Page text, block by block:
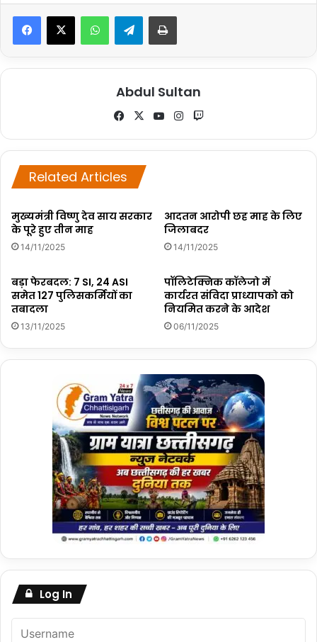
Telegram
Abdul Sultan
Fa
bo
ok
X
Yo
ub
Ins
ra
h
Related Articles
मुख्यमंत्री विष्णु देव साय सरकार
के पूरे हुए तीन माह
14/11/2025
आदतन आरोपी छह माह के लिए
जिलाबदर
14/11/2025
बड़ा फेरबदल: 7 SI, 24 ASI
समेत 127 पुलिसकर्मियों का
तबादला
13/11/2025
पॉलिटेक्निक कॉलेजो में
कार्यरत संविदा प्राध्यापको को
नियमित करने के आदेश
06/11/2025
Log In